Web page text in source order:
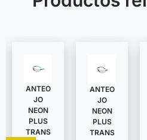
ANTEO
JO
NEON
PLUS
TRANS
ANTEO
JO
NEON
PLUS
TRANS